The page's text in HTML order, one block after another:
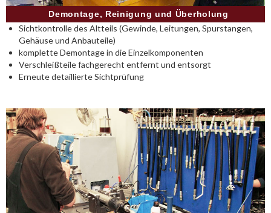
Demontage, Reinigung und Überholung
Sichtkontrolle des Altteils (Gewinde, Leitungen, Spurstangen,
Gehäuse und Anbauteile)
komplette Demontage in die Einzelkomponenten
Verschleißteile fachgerecht entfernt und entsorgt
Erneute detaillierte Sichtprüfung